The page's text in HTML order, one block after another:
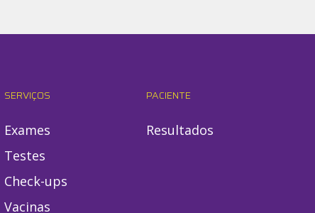
SERVIÇOS
Exames
Testes
Check-ups
Vacinas
PACIENTE
Resultados